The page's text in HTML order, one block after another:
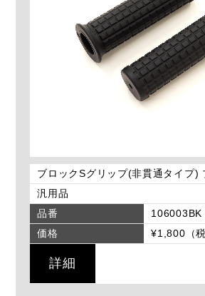
ブロックSグリップ(非貫通タイプ)
汎用品
品番
106003BK
価格
¥1,800（
詳細